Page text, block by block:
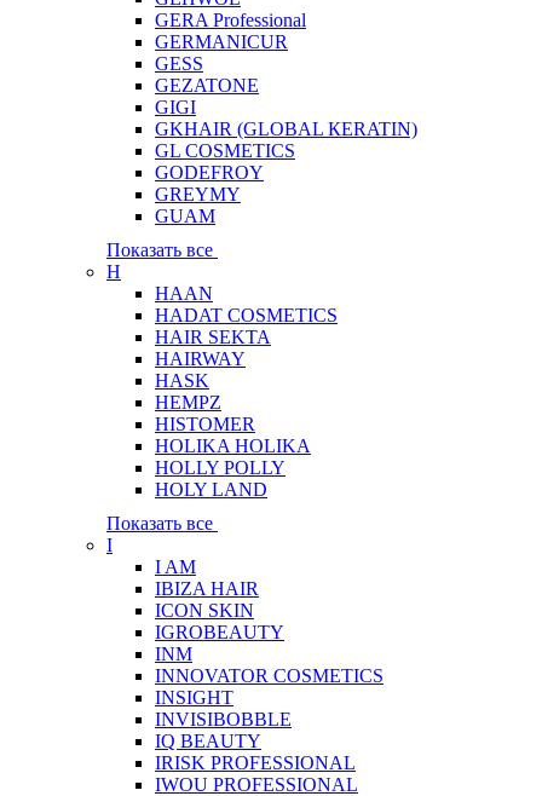
GERA Professional
GERMANICUR
GESS
GEZATONE
GIGI
GKHAIR (GLOBAL КЕRATIN)
GL COSMETICS
GODEFROY
GREYMY
GUAM
Показать все
H
HAAN
HADAT COSMETICS
HAIR SEKTA
HAIRWAY
HASK
HEMPZ
HISTOMER
HOLIKA HOLIKA
HOLLY POLLY
HOLY LAND
Показать все
I
I AM
IBIZA HAIR
ICON SKIN
IGROBEAUTY
INM
INNOVATOR COSMETICS
INSIGHT
INVISIBOBBLE
IQ BEAUTY
IRISK PROFESSIONAL
IWOU PROFESSIONAL